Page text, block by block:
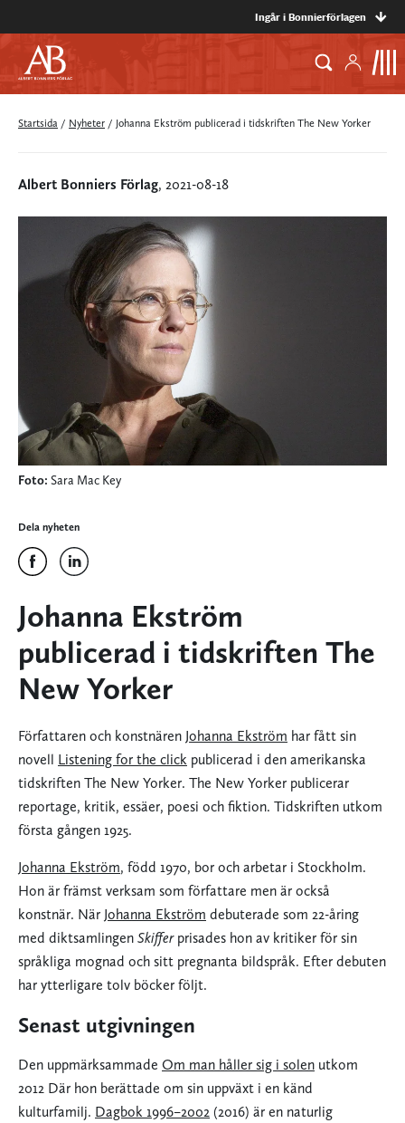
Ingår i Bonnierförlagen
Startsida / Nyheter / Johanna Ekström publicerad i tidskriften The New Yorker
Albert Bonniers Förlag, 2021-08-18
Foto: Sara Mac Key
Dela nyheten
Johanna Ekström
publicerad i tidskriften The
New Yorker
Författaren och konstnären Johanna Ekström har fått sin
novell Listening for the click publicerad i den amerikanska
tidskriften The New Yorker. The New Yorker publicerar
reportage, kritik, essäer, poesi och fiktion. Tidskriften utkom
första gången 1925.
Johanna Ekström, född 1970, bor och arbetar i Stockholm.
Hon är främst verksam som författare men är också
konstnär. När Johanna Ekström debuterade som 22-åring
med diktsamlingen Skifferprisades hon av kritiker för sin
språkliga mognad och sitt pregnanta bildspråk. Efter debuten
har ytterligare tolv böcker följt.
Senast utgivningen
Den uppmärksammade Om man håller sig i solen utkom
2012 Där hon berättade om sin uppväxt i en känd
kulturfamilj. Dagbok 1996–2002 (2016) är en naturlig